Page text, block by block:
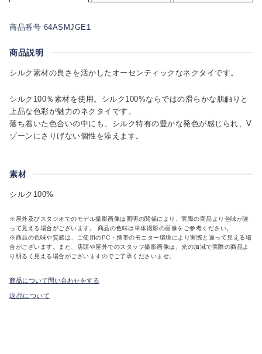
商品番号 64ASMJGE1
商品説明
シルク素材の良さを活かしたオーセンティックなネクタイです。
シルク100％素材を使用。シルク100%ならではの滑らかな肌触りと
上品な色彩が魅力のネクタイです。
落ち着いた色合いの中にも、シルク特有の豊かな発色が感じられ、V
ゾーンにさりげない個性を添えます。
素材
シルク100%
※屋外及びスタジオでのモデル撮影画像は照明の関係により、実際の商品より色味が違
って見える場合がございます。 商品の色味は単体撮影の画像をご参考ください。
※商品の色味や質感は、ご使用のPC・携帯のモニター環境により実際と違って見える場
合がございます。また、店頭や屋外でのスタッフ撮影画像は、光の加減で実際の商品よ
り明るく見える場合がございますのでご了承くださいませ。
商品について問い合わせをする
返品について